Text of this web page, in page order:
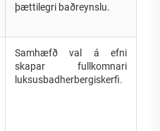
þættilegri baðreynslu.
Samhæfð val á efni
skapar fullkomnari
luksusbadherbergiskerfi.